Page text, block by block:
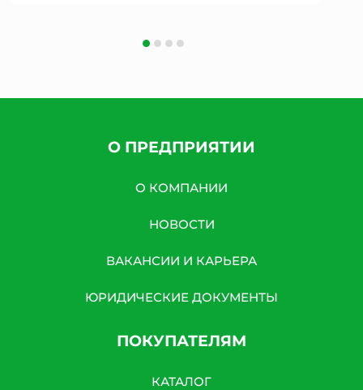
О ПРЕДПРИЯТИИ
О КОМПАНИИ
НОВОСТИ
ВАКАНСИИ И КАРЬЕРА
ЮРИДИЧЕСКИЕ ДОКУМЕНТЫ
ПОКУПАТЕЛЯМ
КАТАЛОГ